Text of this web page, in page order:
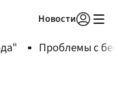
Новости
Проблемы с